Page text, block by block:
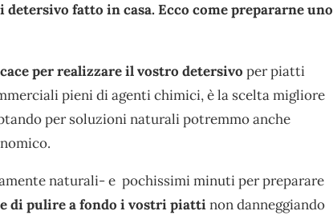
fatto in casa. Ecco come prepararne uno
per realizzare il vostro detersivo per piatti
pieni di agenti chimici, è la scelta migliore
per soluzioni naturali potremmo anche
naturali- e pochissimi minuti per preparare
di pulire a fondo i vostri piattinon danneggiando